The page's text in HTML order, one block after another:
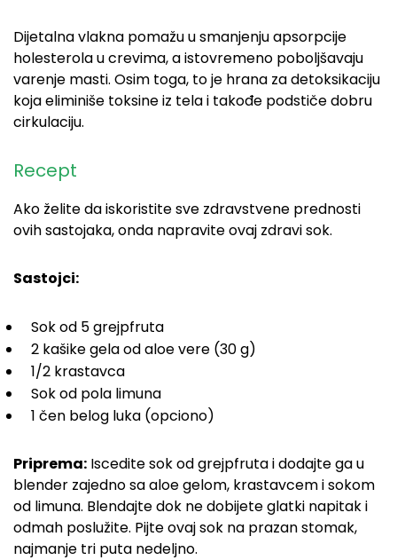
Dijetalna vlakna pomažu u smanjenju apsorpcije
holesterola u crevima, a istovremeno poboljšavaju
varenje masti. Osim toga, to je hrana za detoksikaciju
koja eliminiše toksine iz tela i takođe podstiče dobru
cirkulaciju.
Recept
Ako želite da iskoristite sve zdravstvene prednosti
ovih sastojaka, onda napravite ovaj zdravi sok.
Sastojci:
Sok od 5 grejpfruta
2 kašike gela od aloe vere (30 g)
1/2 krastavca
Sok od pola limuna
1 čen belog luka (opciono)
Priprema: Iscedite sok od grejpfruta i dodajte ga u
blender zajedno sa aloe gelom, krastavcem i sokom
od limuna. Blendajte dok ne dobijete glatki napitak i
odmah poslužite. Pijte ovaj sok na prazan stomak,
najmanje tri puta nedeljno.